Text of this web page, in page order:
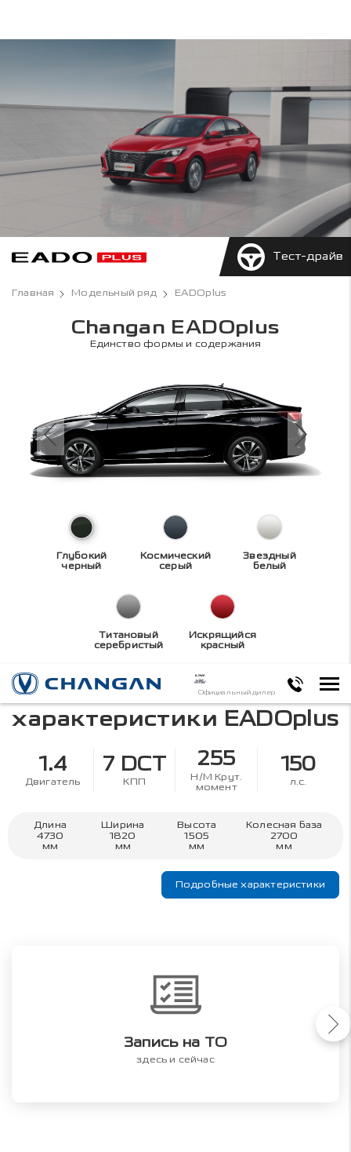
Официальный дилер
Тест-драйв
Главная Модельный ряд EADOplus
Changan EADOplus
Единство формы и содержания
Глубокий
черный
Космический
серый
Звездный
белый
Титановый
серебристый
Искрящийся
красный
Технические
характеристики EADOplus
1.4
Двигатель
7 DCT
КПП
255
Н/М Крут.
момент
150
л.с.
Длина
4730
мм
Ширина
1820
мм
Высота
1505
мм
Колесная база
2700
мм
Подробные характеристики
Запись на ТО
здесь и сейчас